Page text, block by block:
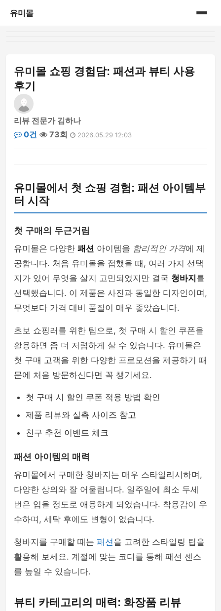
유미몰
유미몰 쇼핑 경험담: 패션과 뷰티 사용
후기
리뷰 전문가 김하나
0건
73회 2026.05.29 12:03
유미몰에서 첫 쇼핑 경험: 패션 아이템부
터 시작
첫 구매의 두근거림
유미몰은 다양한 패션 아이템을 합리적인 가격에 제
공합니다. 처음 유미몰을 접했을 때, 여러 가지 선택
지가 있어 무엇을 살지 고민되었지만 결국 청바지 를
선택했습니다. 이 제품은 사진과 동일한 디자인이며,
무엇보다 가격 대비 품질이 매우 좋았습니다.
초보 쇼핑러를 위한 팁으로, 첫 구매 시 할인 쿠폰을
활용하면 좀 더 저렴하게 살 수 있습니다. 유미몰은
첫 구매 고객을 위한 다양한 프로모션을 제공하기 때
문에 처음 방문하신다면 꼭 챙기세요.
첫 구매 시 할인 쿠폰 적용 방법 확인
제품 리뷰와 실측 사이즈 참고
친구 추천 이벤트 체크
패션 아이템의 매력
유미몰에서 구매한 청바지는 매우 스타일리시하며,
다양한 상의와 잘 어울립니다. 일주일에 최소 두세
번은 입을 정도로 애용하게 되었습니다. 착용감이 우
수하며, 세탁 후에도 변형이 없습니다.
청바지를 구매할 때는 패션을 고려한 스타일링 팁을
활용해 보세요. 계절에 맞는 코디를 통해 패션 센스
를 높일 수 있습니다.
뷰티 카테고리의 매력: 화장품 리뷰